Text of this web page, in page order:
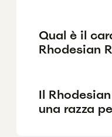
Qual è il
Rhodesian
Il
una razza